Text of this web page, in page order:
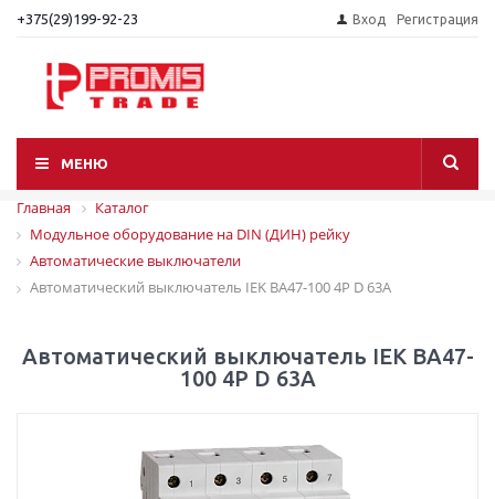
+375(29)199-92-23 Вход Регистрация
МЕНЮ
Главная
Каталог
Модульное оборудование на DIN (ДИН) рейку
Автоматические выключатели
Автоматический выключатель IEK ВА47-100 4P D 63A
Автоматический выключатель IEK ВА47-
100 4P D 63A